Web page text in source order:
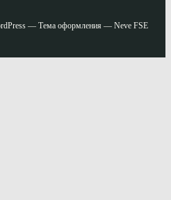
— Тема оформления — Neve FSE